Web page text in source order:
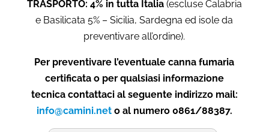
TRASPORTO: 4% in tutta Italia (escluse Calabria
e Basilicata 5% – Sicilia, Sardegna ed isole da
preventivare all’ordine).
Per preventivare l’eventuale canna fumaria
certificata o per qualsiasi informazione
tecnica contattaci al seguente indirizzo mail:
info@camini.neto al numero 0861/88387.